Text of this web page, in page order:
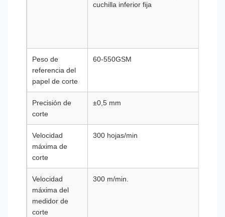
cuchilla inferior fija
Peso de
referencia del
papel de corte
60-550GSM
Precisión de
corte
±0,5 mm
Velocidad
máxima de
corte
300 hojas/min
Velocidad
máxima del
medidor de
corte
300 m/min.